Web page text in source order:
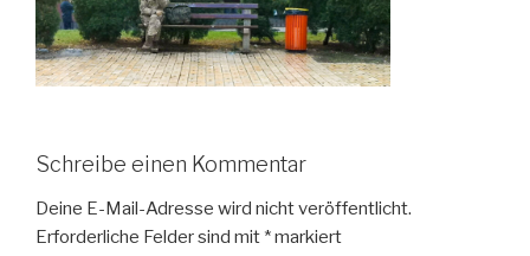
Schreibe einen Kommentar
Deine E-Mail-Adresse wird nicht veröffentlicht.
Erforderliche Felder sind mit *markiert